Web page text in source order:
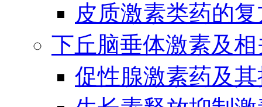
皮质激素类药的
下丘脑垂体激素及
促性腺激素药及